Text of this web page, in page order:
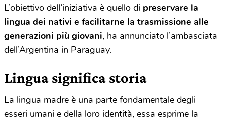
L’obiettivo dell’iniziativa è quello di preservare la
lingua dei nativi e facilitarne la trasmissione alle
generazioni più giovani, ha annunciato l’ambasciata
dell’Argentina in Paraguay.
Lingua significa storia
La lingua madre è una parte fondamentale degli
esseri umani e della loro identità, essa esprime la